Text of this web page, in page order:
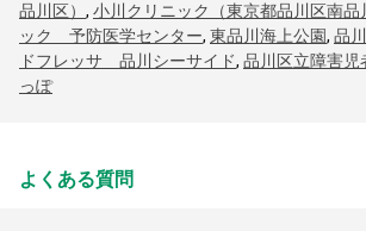
品川区） , 小川クリニック（東京都品川区南品
ック 予防医学センター, 東品川海上公園, 品
ドフレッサ 品川シーサイド, 品川区立障害児
っぽ
よくある質問